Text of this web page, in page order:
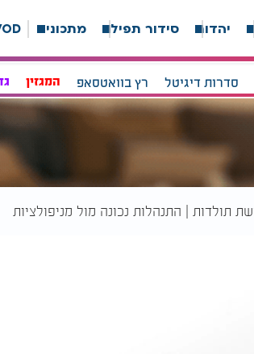
יהדות סידור תפילה מתכונים
סדרות דיגיטל רץ בוואטסאפ המגזין
תולדות | התנהלות נכונה מול מניפולציות